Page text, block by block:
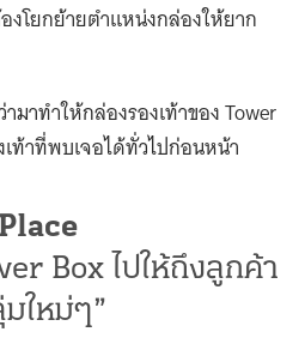
งโยกย้ายตำแหน่งกล่องให้ยาก
าทำให้กล่องรองเท้าของ Tower
ท้าที่พบเจอได้ทั่วไปก่อนหน้า
Place
Box ไปให้ถึงลูกค้า
ใหม่ๆ”